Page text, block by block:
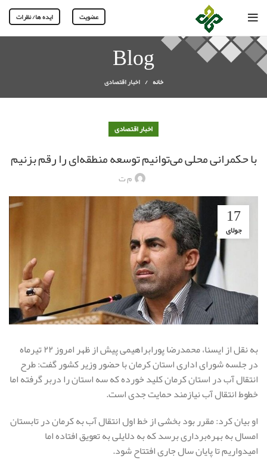
عضویت ایده ها/ نظرات
Blog
خانه اخبار اقتصادی
اخبار اقتصادی
با حکمرانی محلی می‌توانیم توسعه منطقه‌ای را رقم بزنیم
م ت
17
جولای
به نقل از ایسنا، محمدرضا پورابراهیمی پیش از ظهر امروز ۲۲ تیرماه
در جلسه شورای اداری استان کرمان با حضور وزیر کشور گفت: طرح
انتقال آب در استان کرمان کلید خورده که سه استان را دربر گرفته اما
خطوط انتقال آب نیازمند حمایت جدی است.
او بیان کرد: مقرر بود بخشی از خط اول انتقال آب به کرمان در تابستان
امسال به بهره‌برداری برسد که به دلایلی به تعویق افتاده اما
امیدواریم تا پایان سال جاری افتتاح شود.